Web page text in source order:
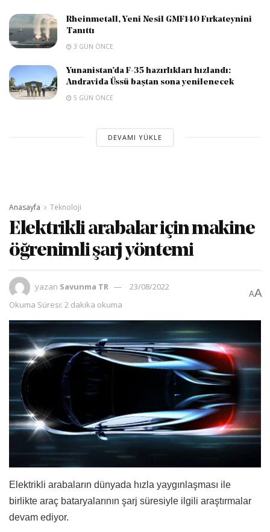
Rheinmetall, Yeni Nesil GMF140 Fırkateynini
Tanıttı
3 GÜN ÖNCE
Yunanistan’da F-35 hazırlıkları hızlandı:
Andravida Üssü baştan sona yenilenecek
5 GÜN ÖNCE
DEVAMI YÜKLE
Anasayfa Teknoloji
Elektrikli arabalar için makine
öğrenimli şarj yöntemi
yazan Savunma TR
23/08/2022
Okuma Süresi: 2 dakika okuma
AA
Elektrikli arabaların dünyada hızla yaygınlaşması ile
birlikte araç bataryalarının şarj süresiyle ilgili araştırmalar
devam ediyor.